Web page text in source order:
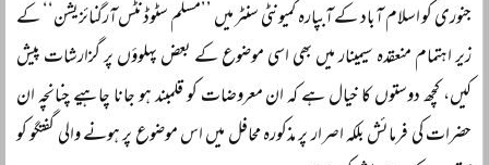
جنوری کو اسلام آباد کے آبپارہ کمیونٹی سنٹر میں ’’مسلم سٹوڈنٹس آرگنائزیشن‘‘ کے
زیر اہتمام منعقدہ سیمینار میں بھی اسی موضوع کے بعض پہلوؤں پر گزارشات پیش
کیں، کچھ دوستوں کا خیال ہے کہ ان معروضات کو قلمبند ہو جانا چاہیے چنانچہ ان
حضرات کی فرمائش بلکہ اصرار پر مذکورہ محافل میں اس موضوع پر ہونے والی گفتگو کو